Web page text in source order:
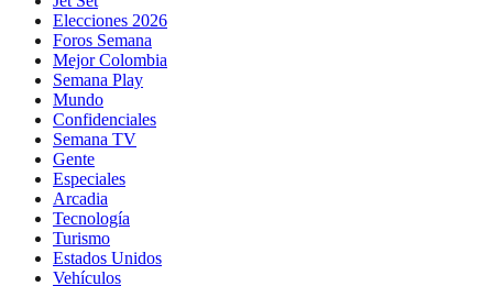
Elecciones 2026
Foros Semana
Mejor Colombia
Semana Play
Mundo
Confidenciales
Semana TV
Gente
Especiales
Arcadia
Tecnología
Turismo
Estados Unidos
Vehículos